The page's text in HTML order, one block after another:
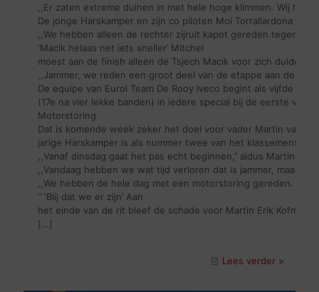
,,Er zaten extreme duinen in met hele hoge klimmen. Wij
De jonge Harskamper en zijn co piloten Moi Torrallardona en
,,We hebben alleen de rechter zijruit kapot gereden tegen
‘Macik helaas net iets sneller’ Mitchel
moest aan de finish alleen de Tsjech Macik voor zich dulden.
,,Jammer, we reden een groot deel van de etappe aan de
De equipe van Eurol Team De Rooy Iveco begint als vijfde
(17e na vier lekke banden) in iedere special bij de eerste
Motorstoring
Dat is komende week zeker het doel voor vader Martin van
jarige Harskamper is als nummer twee van het klassement
,,Vanaf dinsdag gaat het pas echt beginnen,’’ aldus Martin.
,,Vandaag hebben we wat tijd verloren dat is jammer, maar
,,We hebben de hele dag met een motorstoring gereden.
‘’ ‘Blij dat we er zijn’ Aan
het einde van de rit bleef de schade voor Martin Erik Kofman
[…]
Lees verder >